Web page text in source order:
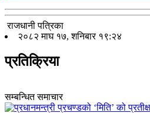
राजधानी पत्रिका
२०८२ माघ १७, शनिबार १९:२४
प्रतिक्रिया
सम्बन्धित समाचार